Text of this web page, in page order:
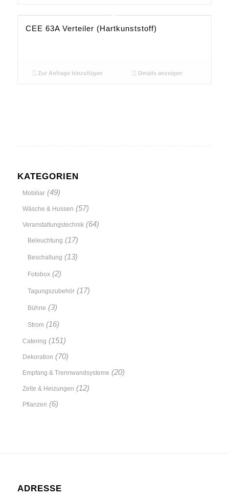
CEE 63A Verteiler (Hartkunststoff)
Zur Anfrage hinzufügen Details anzeigen
KATEGORIEN
Mobiliar (49)
Wäsche & Hussen (57)
Veranstaltungstechnik (64)
Beleuchtung (17)
Beschallung (13)
Fotobox (2)
Tagungszubehör (17)
Bühne (3)
Strom (16)
Catering (151)
Dekoration (70)
Empfang & Trennwandsysteme (20)
Zelte & Heizungen (12)
Pflanzen (6)
ADRESSE